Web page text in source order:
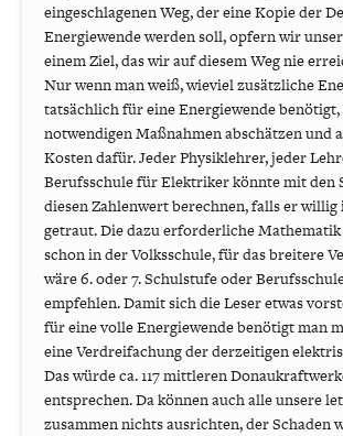
eingeschlagenen Weg, der eine Kopie der
Energiewende werden soll, opfern wir
einem Ziel, das wir auf diesem Weg nie
Nur wenn man weiß, wieviel zusätzliche
tatsächlich für eine Energiewende benötigt,
notwendigen Maßnahmen abschätzen und
Kosten dafür. Jeder Physiklehrer, jeder
Berufsschule für Elektriker könnte mit den
diesen Zahlenwert berechnen, falls er willig
getraut. Die dazu erforderliche
schon in der Volksschule, für das breitere
wäre 6. oder 7. Schulstufe oder
empfehlen. Damit sich die Leser etwas
für eine volle Energiewende benötigt man
eine Verdreifachung der derzeitigen
Das würde ca. 117 mittleren
entsprechen. Da können auch alle unsere
zusammen nichts ausrichten, der Schaden